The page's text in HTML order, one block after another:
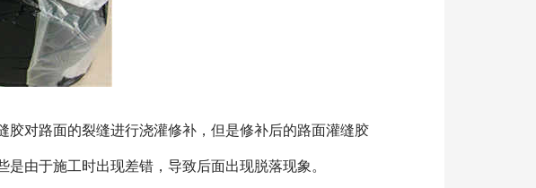
胶对路面的裂缝进行浇灌修补，但是修补后的路面灌缝胶
由于施工时出现差错，导致后面出现脱落现象。